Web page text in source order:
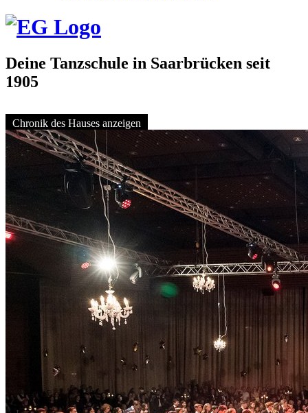
Deine Tanzschule in Saarbrücken seit
1905
Chronik des Hauses anzeigen